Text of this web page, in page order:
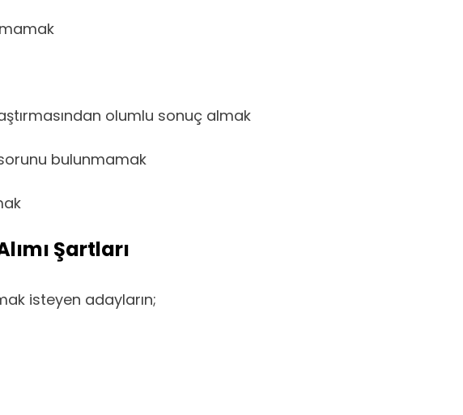
olumlu sonuç almak
bulunmamak
Şartları
isteyen adayların;